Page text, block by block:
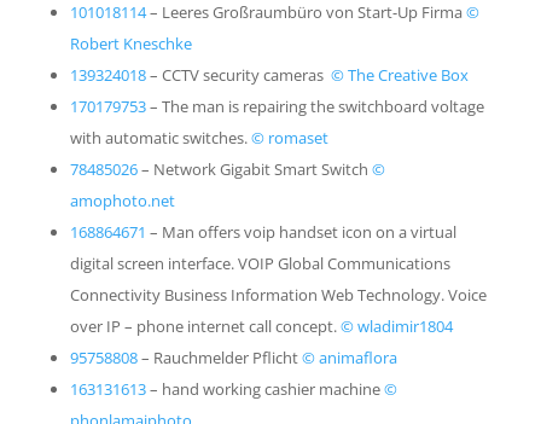
101018114– Leeres Großraumbüro von Start-Up Firma©
Robert Kneschke
139324018– CCTV security cameras © The Creative Box
170179753– The man is repairing the switchboard voltage
with automatic switches.© romaset
78485026– Network Gigabit Smart Switch ©
amophoto.net
168864671 – Man offers voip handset icon on a virtual
digital screen interface. VOIP Global Communications
Connectivity Business Information Web Technology. Voice
over IP – phone internet call concept.© wladimir1804
95758808– Rauchmelder Pflicht© animaflora
163131613– hand working cashier machine©